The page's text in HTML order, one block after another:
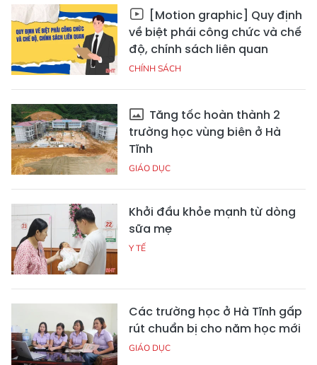
[Motion graphic] Quy định
về biệt phái công chức và chế
độ, chính sách liên quan
CHÍNH SÁCH
Tăng tốc hoàn thành 2
trường học vùng biên ở Hà
Tĩnh
GIÁO DỤC
Khởi đầu khỏe mạnh từ dòng
sữa mẹ
Y TẾ
Các trường học ở Hà Tĩnh gấp
rút chuẩn bị cho năm học mới
GIÁO DỤC